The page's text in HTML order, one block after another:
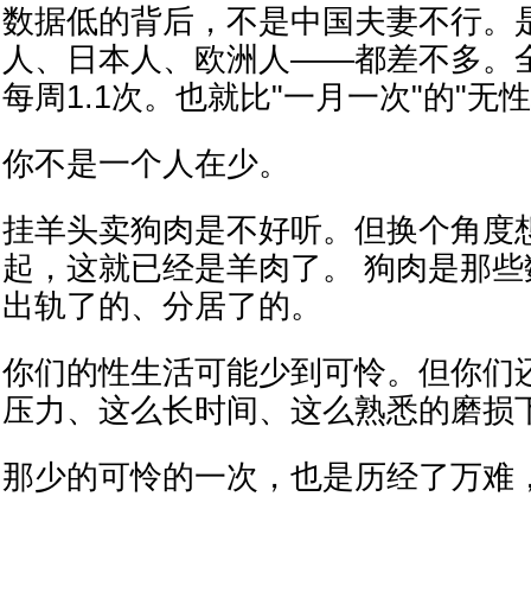
数据低的背后，不是中国夫妻不行
人、日本人、欧洲人——都差不多。
每周1.1次。也就比"一月一次"的"无
你不是一个人在少。
挂羊头卖狗肉是不好听。但换个角
起，这就已经是羊肉了。 狗肉是那
出轨了的、分居了的。
你们的性生活可能少到可怜。但你们
压力、这么长时间、这么熟悉的磨损
那少的可怜的一次，也是历经了万难